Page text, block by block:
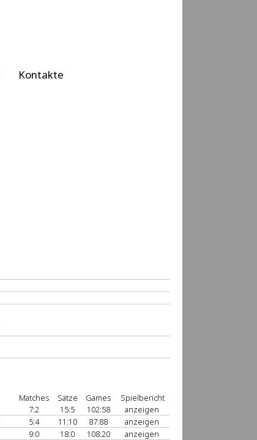
Kontakte
Matches Sätze Games
Spielbericht
7:2 15:5 102:58
anzeigen
5:4 11:10 87:88
anzeigen
9:0 18:0 108:20
anzeigen